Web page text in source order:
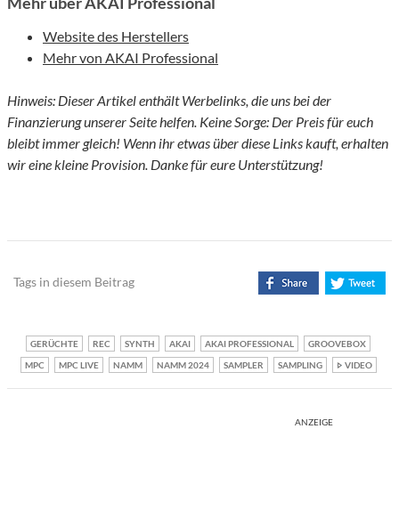
Website des Herstellers
Mehr von AKAI Professional
Hinweis: Dieser Artikel enthält Werbelinks, die uns bei der
Finanzierung unserer Seite helfen. Keine Sorge: Der Preis für euch
bleibt immer gleich! Wenn ihr etwas über diese Links kauft, erhalten
wir eine kleine Provision. Danke für eure Unterstützung!
Tags in diesem Beitrag
GERÜCHTE REC SYNTH AKAI AKAI PROFESSIONAL
GROOVEBOX
MPC
MPC LIVE NAMM NAMM 2024 SAMPLER SAMPLING VIDEO
ANZEIGE